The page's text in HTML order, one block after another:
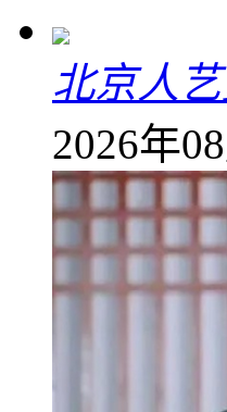
北京人
2026年